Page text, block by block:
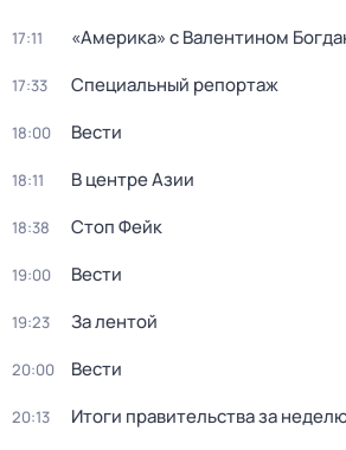
17:11 «Америка» с Валентином
17:33 Специальный репортаж
18:00 Вести
18:11 В центре Азии
18:38 Стоп Фейк
19:00 Вести
19:23 За лентой
20:00 Вести
20:13 Итоги правительства за